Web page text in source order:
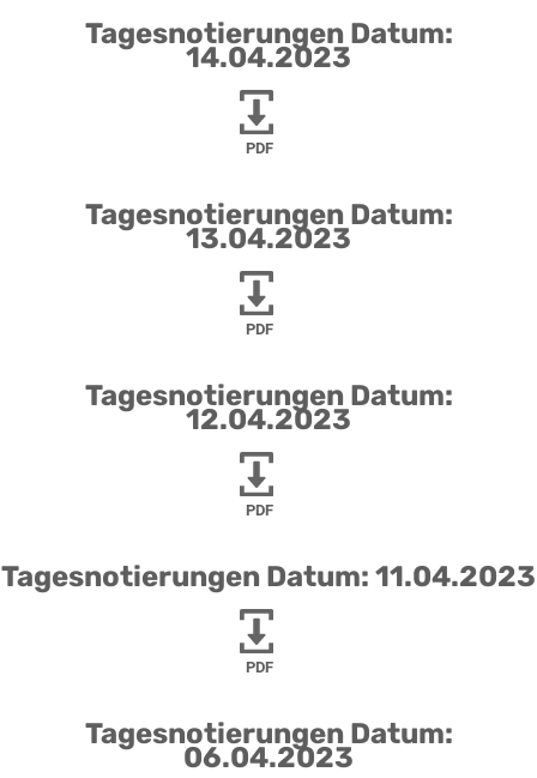
Tagesnotierungen Datum:
14.04.2023
PDF
Tagesnotierungen Datum:
13.04.2023
PDF
Tagesnotierungen Datum:
12.04.2023
PDF
Tagesnotierungen Datum: 11.04.2023
PDF
Tagesnotierungen Datum:
06.04.2023